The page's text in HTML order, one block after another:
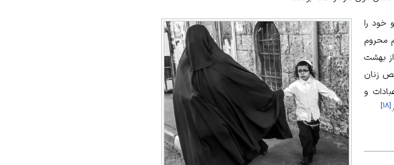
خود را
محروم
بهشت
زنان
و
[۱۸]